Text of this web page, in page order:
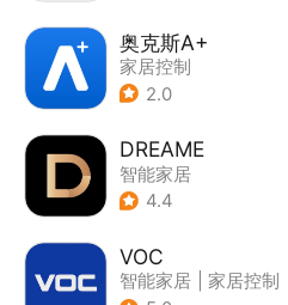
奥克斯A+
家居控制
2.0
DREAME
智能家居
4.4
VOC
智能家居
家居控制